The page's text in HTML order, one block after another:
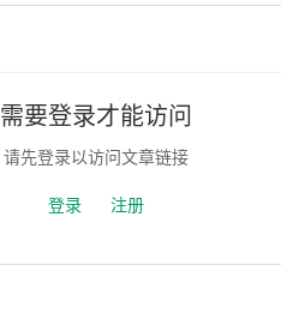
需要登录才能访问
请先登录以访问文章链接
登录 注册